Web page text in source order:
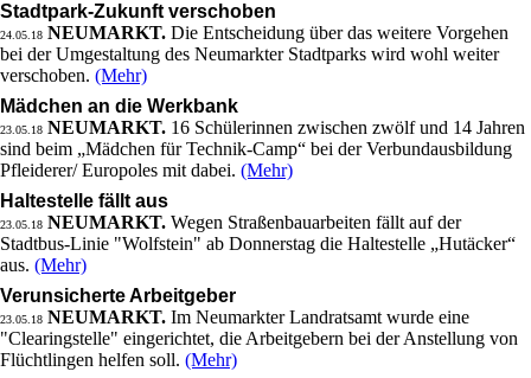
Stadtpark-Zukunft verschoben
24.05.18 NEUMARKT. Die Entscheidung über das weitere Vorgehen
bei der Umgestaltung des Neumarkter Stadtparks wird wohl weiter
verschoben. (Mehr)
Mädchen an die Werkbank
23.05.18 NEUMARKT. 16 Schülerinnen zwischen zwölf und 14 Jahren
sind beim „Mädchen für Technik-Camp“ bei der Verbundausbildung
Pfleiderer/ Europoles mit dabei. (Mehr)
Haltestelle fällt aus
23.05.18 NEUMARKT. Wegen Straßenbauarbeiten fällt auf der
Stadtbus-Linie "Wolfstein" ab Donnerstag die Haltestelle „Hutäcker“
aus. (Mehr)
Verunsicherte Arbeitgeber
23.05.18 NEUMARKT. Im Neumarkter Landratsamt wurde eine
"Clearingstelle" eingerichtet, die Arbeitgebern bei der Anstellung von
Flüchtlingen helfen soll. (Mehr)